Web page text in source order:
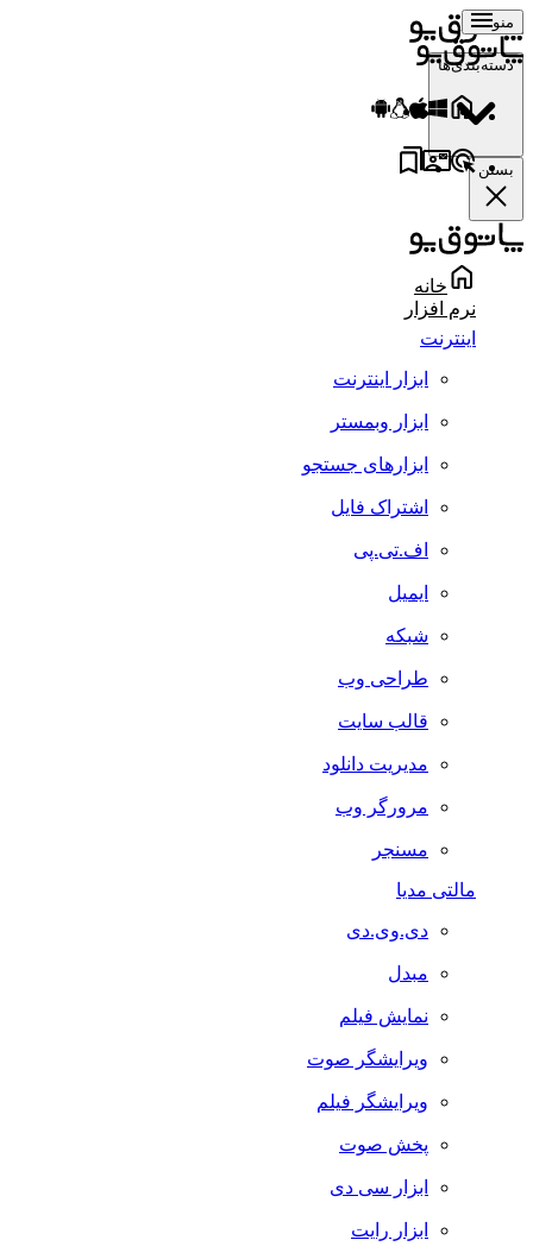
منو
دسته‌بندی‌ها
بستن
خانه
نرم افزار
اینترنت
ابزار اینترنت
ابزار وبمستر
ابزارهای جستجو
اشتراک فایل
اف.تی.پی
ایمیل
شبکه
طراحی وب
قالب سایت
مدیریت دانلود
مرورگر وب
مسنجر
مالتی مدیا
دی.وی.دی
مبدل
نمایش فیلم
ویرایشگر صوت
ویرایشگر فیلم
پخش صوت
ابزار سی دی
ابزار رایت